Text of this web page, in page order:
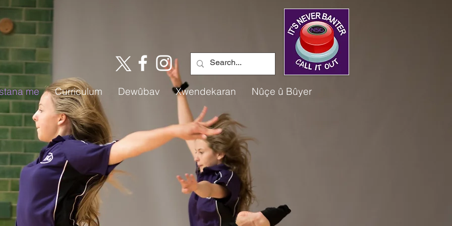
me Curriculum Dewûbav Xwendekaran Nûçe û Bûyer